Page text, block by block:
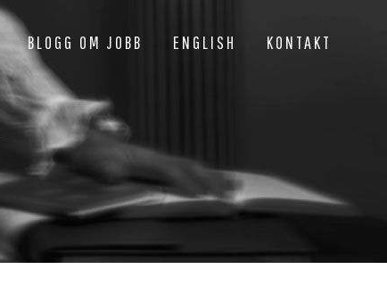
BLOGG OM JOBB ENGLISH KONTAKT